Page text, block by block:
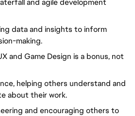
and agile development
data and insights to inform
making.
and Game Design is a bonus, not
helping others understand and
about their work.
and encouraging others to